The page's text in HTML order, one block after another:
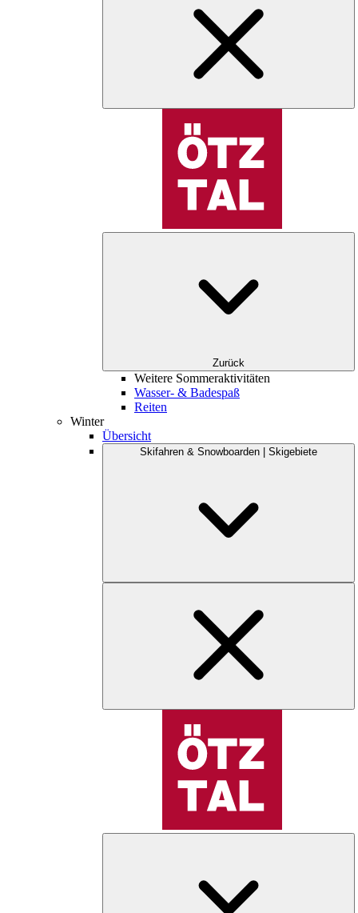
Zurück
Weitere Sommeraktivitäten
Wasser- & Badespaß
Reiten
Winter
Übersicht
Skifahren & Snowboarden | Skigebiete